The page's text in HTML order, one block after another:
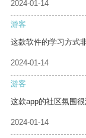
2024-01-14
游客
这款软件的学习方式
2024-01-14
游客
这款app的社区氛围
2024-01-14